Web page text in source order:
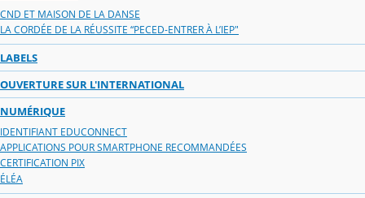
CND ET MAISON DE LA DANSE
LA CORDÉE DE LA RÉUSSITE “PECED-ENTRER À L’IEP"
LABELS
OUVERTURE SUR L'INTERNATIONAL
NUMÉRIQUE
IDENTIFIANT EDUCONNECT
APPLICATIONS POUR SMARTPHONE RECOMMANDÉES
CERTIFICATION PIX
ÉLÉA